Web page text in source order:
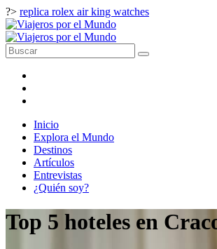
?> replica rolex air king watches
Inicio
Explora el Mundo
Destinos
Artículos
Entrevistas
¿Quién soy?
Top 5 hoteles en